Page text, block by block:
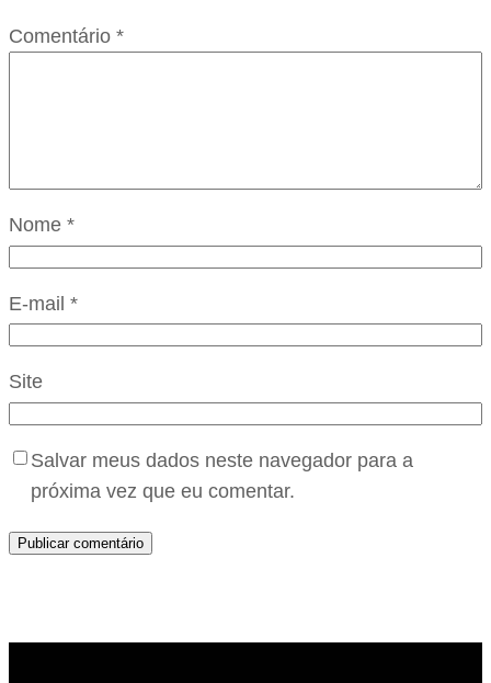
Comentário *
Nome *
E-mail *
Site
Salvar meus dados neste navegador para a
próxima vez que eu comentar.